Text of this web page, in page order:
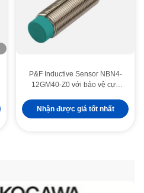
P&F Inductive Sensor NBN4-
12GM40-Z0 với bảo vệ cực
Nhận được giá tốt nhất